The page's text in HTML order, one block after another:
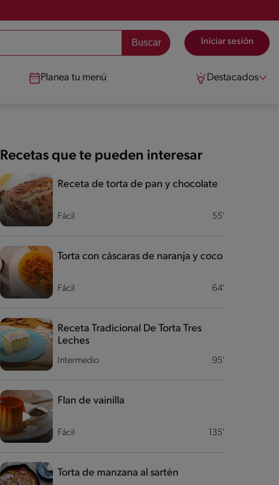
Iniciar sesión
Planea tu menú Destacados
Recetas que te pueden interesar
Fácil 55'
Receta de torta de pan y chocolate
Fácil 64'
Torta con cáscaras de naranja y coco
Intermedio 95'
Receta Tradicional De Torta Tres
Leches
Fácil 135'
Flan de vainilla
Torta de manzana al sartén